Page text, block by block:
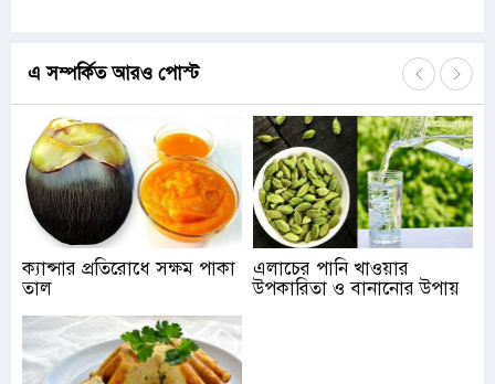
এ সম্পর্কিত আরও পোস্ট
ক্যান্সার প্রতিরোধে সক্ষম পাকা
তাল
এলাচের পানি খাওয়ার
উপকারিতা ও বানানোর উপায়